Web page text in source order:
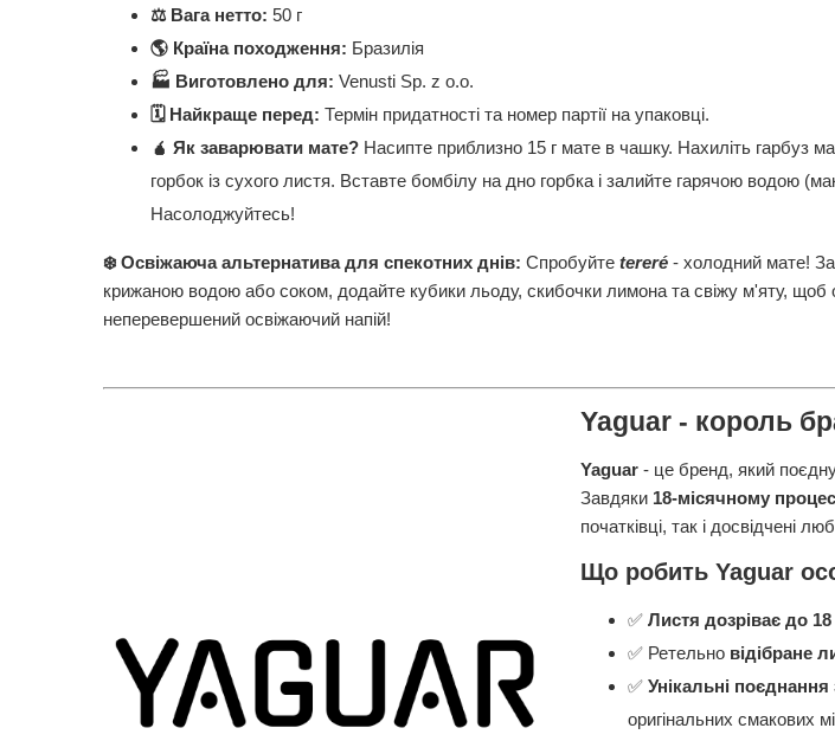
⚖️ Вага нетто: 50 г
🌎 Країна походження: Бразилія
🏭 Виготовлено для: Venusti Sp. z o.o.
🗓️ Найкраще перед: Термін придатності та номер партії на упаковці.
🧉 Як заварювати мате? Насипте приблизно 15 г мате в чашку. Нахиліть гарбуз
горбок із сухого листя. Вставте бомбілу на дно горбка і залийте гарячою водою
Насолоджуйтесь!
❄️ Освіжаюча альтернатива для спекотних днів: Спробуйте tereré - холодний мате!
крижаною водою або соком, додайте кубики льоду, скибочки лимона та свіжу м'яту, щоб
неперевершений освіжаючий напій!
Yaguar - король
Yaguar - це бренд, який
Завдяки 18-місячному
початківці, так і досвідчені
Що робить Yaguar
✅Листя дозріває до 18
✅ Ретельно відібране
✅Унікальні
оригінальних смакових